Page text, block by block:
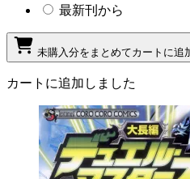
最新刊から
未購入分をまとめてカートに追
カートに追加しました